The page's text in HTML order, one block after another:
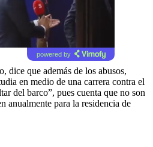
powered by
dice que además de los abusos,
en medio de una carrera contra el
del barco”, pues cuenta que no son
anualmente para la residencia de